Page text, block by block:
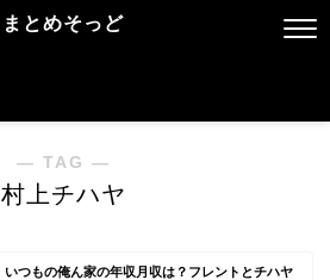
まとめそっど
― TAG ―
村上チハヤ
いつもの俺ん家の年収月収は？フレントとチハヤ